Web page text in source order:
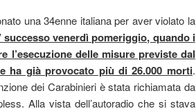
una 34enne italiana per aver violato la
successo venerdì pomeriggio, quando i
delle misure previste dal
ha già provocato più di 26.000 morti.
dei Carabinieri è stata richiamata da
Alla vista dell’autoradio che si stava